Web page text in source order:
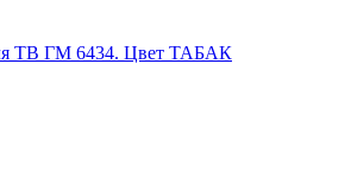
ТВ ГМ 6434. Цвет ТАБАК